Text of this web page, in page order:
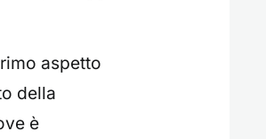
aspetto
della
è